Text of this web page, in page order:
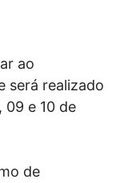
ao
será realizado
09 e 10 de
de